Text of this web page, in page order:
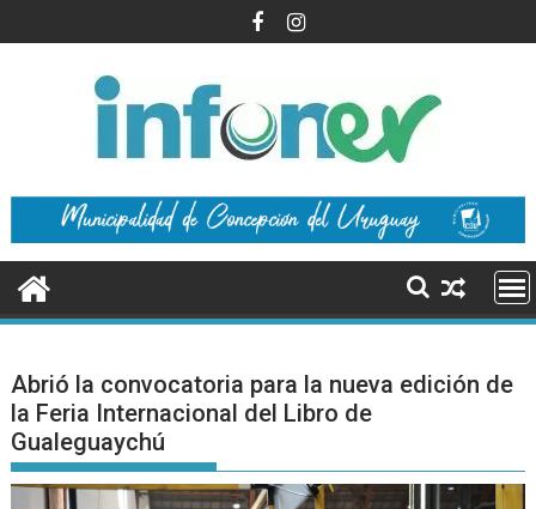
al
Abrió la convocatoria para la nueva edición de
la Feria Internacional del Libro de
Gualeguaychú